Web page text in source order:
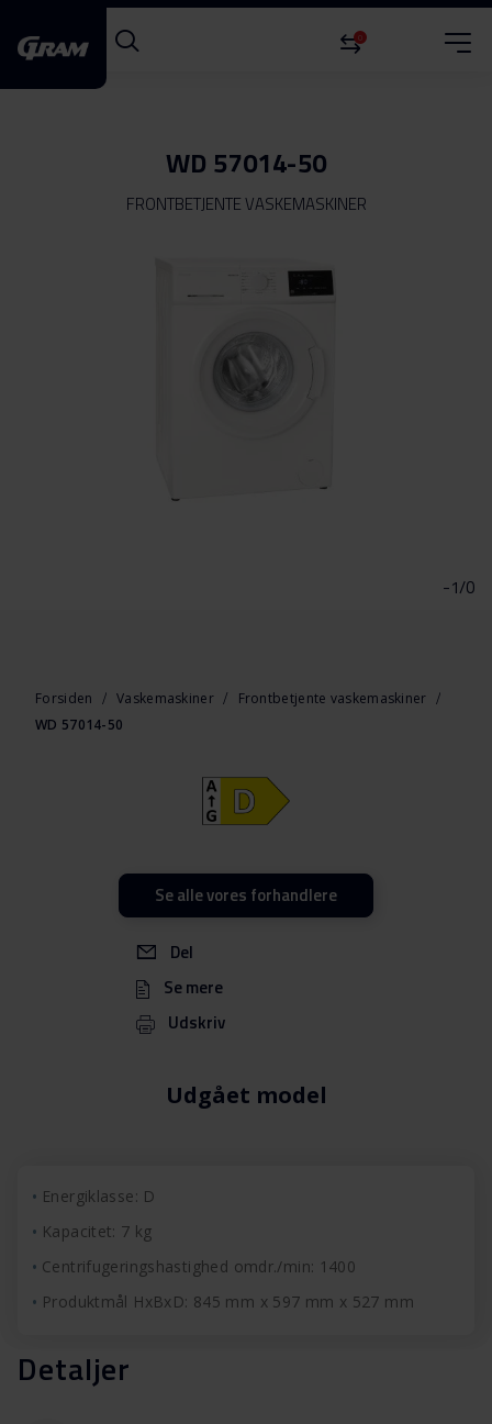
0
WD 57014-50
FRONTBETJENTE VASKEMASKINER
-1/0
Forsiden Vaskemaskiner
Frontbetjente vaskemaskiner
WD 57014-50
Udgået model
Del
Se mere
Udskriv
Se alle vores forhandlere
Energiklasse: D
Kapacitet: 7 kg
Centrifugeringshastighed omdr./min: 1400
Produktmål HxBxD: 845 mm x 597 mm x 527 mm
Detaljer